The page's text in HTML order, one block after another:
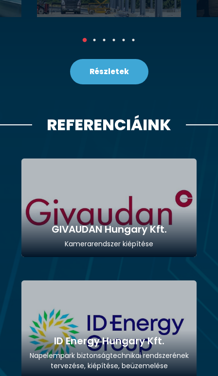
Részletek
REFERENCIÁINK
GIVAUDAN Hungary Kft.
Kamerarendszer kiépítése
ID Energy Hungary Kft.
Napelempark biztonságtechnikai rendszerének
tervezése, kiépítése, beüzemelése